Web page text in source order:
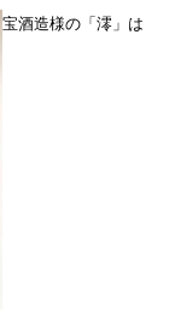
宝酒造様の「澪」は